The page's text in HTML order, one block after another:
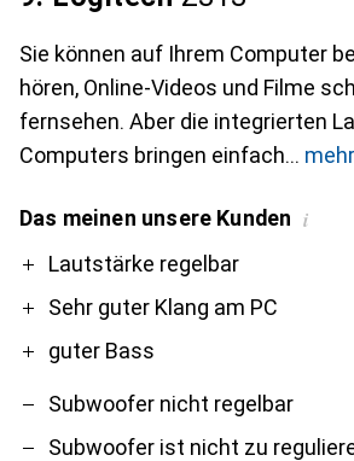
Sie können auf Ihrem Computer
hören, Online-Videos und Filme
fernsehen. Aber die integrierten
Computers bringen einfach
mehr
Das meinen unsere Kunden i
ProLautstärke regelbar
Sehr guter Klang am PC
guter Bass
Contra
Subwoofer nicht regelbar
Subwoofer ist nicht zu